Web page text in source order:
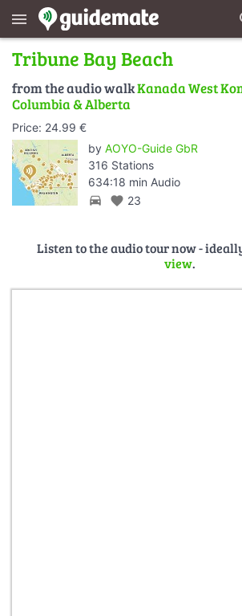
menu
Tribune Bay Beach
from the audio walkKanada West
Columbia & Alberta
Price: 24.99 €
by AOYO-Guide GbR
316 Stations
634:18 min Audio
directions_car favorite 23
Listen to the audio tour now -
view.